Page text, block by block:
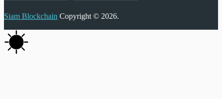
Siam Blockchain Copyright © 2026.